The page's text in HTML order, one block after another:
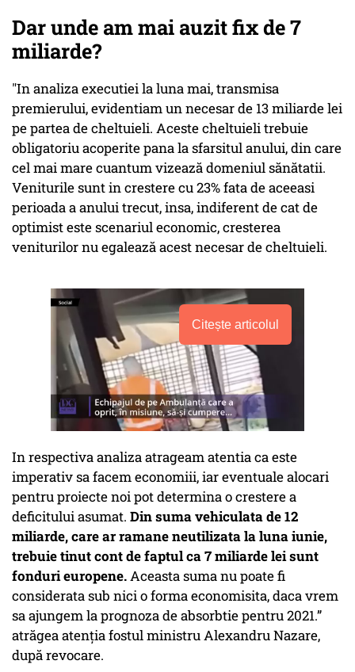
Dar unde am mai auzit fix de 7
miliarde?
"In analiza executiei la luna mai, transmisa
premierului, evidentiam un necesar de 13 miliarde lei
pe partea de cheltuieli. Aceste cheltuieli trebuie
obligatoriu acoperite pana la sfarsitul anului, din care
cel mai mare cuantum vizează domeniul sănătatii.
Veniturile sunt in crestere cu 23% fata de aceeasi
perioada a anului trecut, insa, indiferent de cat de
optimist este scenariul economic, cresterea
veniturilor nu egalează acest necesar de cheltuieli.
Citește articolul
In respectiva analiza atrageam atentia ca este
imperativ sa facem economiii, iar eventuale alocari
pentru proiecte noi pot determina o crestere a
deficitului asumat. Din suma vehiculata de 12
miliarde, care ar ramane neutilizata la luna iunie,
trebuie tinut cont de faptul ca 7 miliarde lei sunt
fonduri europene.Aceasta suma nu poate fi
considerata sub nici o forma economisita, daca vrem
sa ajungem la prognoza de absorbtie pentru 2021.”
atrăgea atenția fostul ministru Alexandru Nazare,
după revocare.